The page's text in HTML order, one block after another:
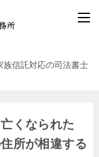
族信託対応の司法書士
くなられた
所が相違する